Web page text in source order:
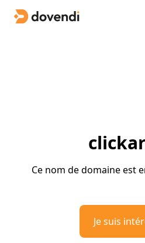
Ce nom de domaine est
Je suis